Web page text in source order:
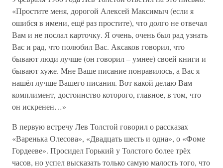
«Простите меня, дорогой Алексей Максимыч (если я
ошибся в имени, ещё раз простите), что долго не отвечал
Вам и не послал карточку. Я очень, очень был рад узнать
Вас и рад, что полюбил Вас. Аксаков говорил, что
бывают люди лучше (он говорил – умнее) своей книги и
бывают хуже. Мне Ваше писание понравилось, а Вас я
нашёл лучше Вашего писания. Вот какой делаю Вам
комплимент, достоинство которого, главное, в том, что
он искренен…»
В первую встречу Лев Толстой говорил о рассказах
«Варенька Олесова», «Двадцать шесть и одна», о «Фоме
Гордееве». Просидел Горький у Толстого более трёх
часов, но успел высказать только самую малость того, что